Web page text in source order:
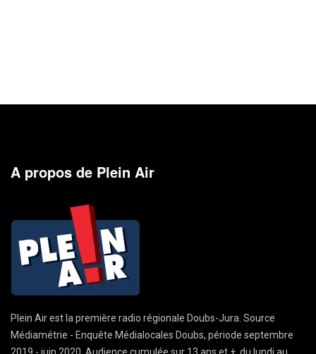
A propos de Plein Air
Plein Air est la première radio régionale Doubs-Jura. Source
Médiamétrie - Enquête Médialocales Doubs, période septembre
2019 - juin 2020. Audience cumulée sur 13 ans et +, du lundi au